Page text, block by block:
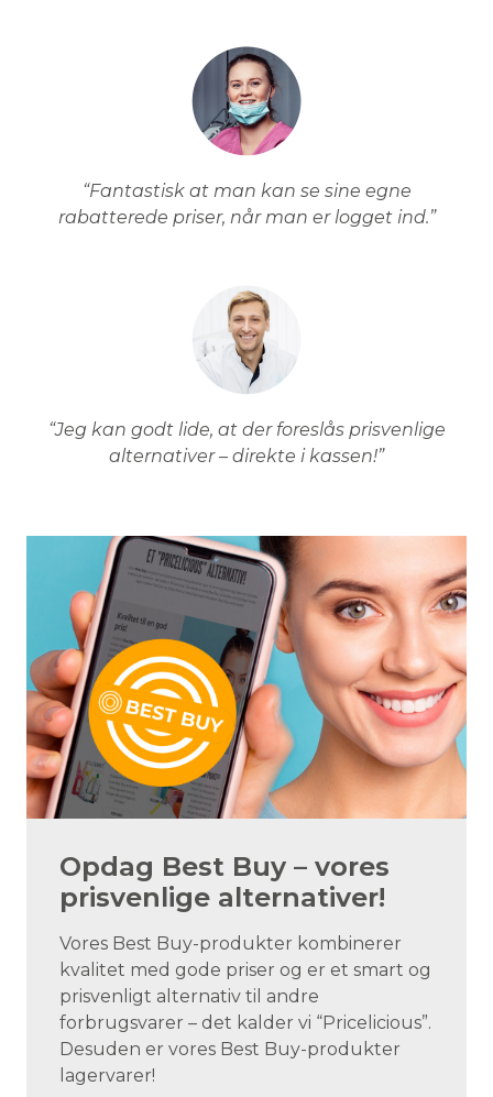
“Fantastisk at man kan se sine egne
rabatterede priser, når man er logget ind.”
“Jeg kan godt lide, at der foreslås prisvenlige
alternativer – direkte i kassen!”
Opdag Best Buy – vores
prisvenlige alternativer!
Vores Best Buy-produkter kombinerer
kvalitet med gode priser og er et smart og
prisvenligt alternativ til andre
forbrugsvarer – det kalder vi “Pricelicious”.
Desuden er vores Best Buy-produkter
lagervarer!